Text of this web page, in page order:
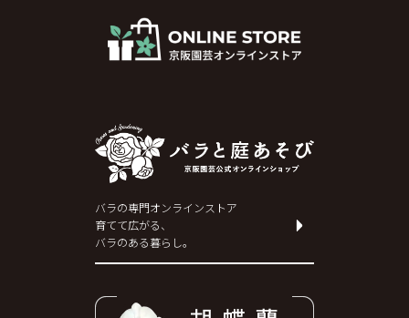
バラの専門オンラインストア
育てて広がる、
バラのある暮らし。